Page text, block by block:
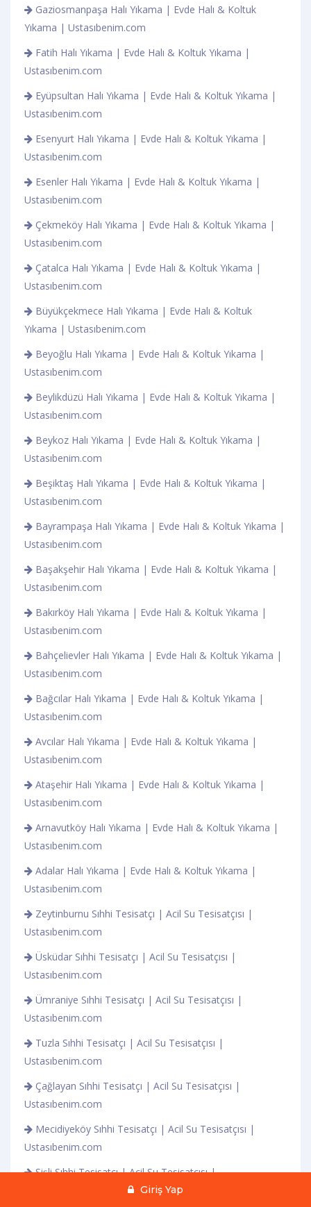
Giriş Yap
Gaziosmanpaşa Halı Yıkama | Evde Halı & Koltuk
Yıkama | Ustasıbenim.com
Fatih Halı Yıkama | Evde Halı & Koltuk Yıkama |
Ustasıbenim.com
Eyüpsultan Halı Yıkama | Evde Halı & Koltuk Yıkama |
Ustasıbenim.com
Esenyurt Halı Yıkama | Evde Halı & Koltuk Yıkama |
Ustasıbenim.com
Esenler Halı Yıkama | Evde Halı & Koltuk Yıkama |
Ustasıbenim.com
Çekmeköy Halı Yıkama | Evde Halı & Koltuk Yıkama |
Ustasıbenim.com
Çatalca Halı Yıkama | Evde Halı & Koltuk Yıkama |
Ustasıbenim.com
Büyükçekmece Halı Yıkama | Evde Halı & Koltuk
Yıkama | Ustasıbenim.com
Beyoğlu Halı Yıkama | Evde Halı & Koltuk Yıkama |
Ustasıbenim.com
Beylikdüzü Halı Yıkama | Evde Halı & Koltuk Yıkama |
Ustasıbenim.com
Beykoz Halı Yıkama | Evde Halı & Koltuk Yıkama |
Ustasıbenim.com
Beşiktaş Halı Yıkama | Evde Halı & Koltuk Yıkama |
Ustasıbenim.com
Bayrampaşa Halı Yıkama | Evde Halı & Koltuk Yıkama |
Ustasıbenim.com
Başakşehir Halı Yıkama | Evde Halı & Koltuk Yıkama |
Ustasıbenim.com
Bakırköy Halı Yıkama | Evde Halı & Koltuk Yıkama |
Ustasıbenim.com
Bahçelievler Halı Yıkama | Evde Halı & Koltuk Yıkama |
Ustasıbenim.com
Bağcılar Halı Yıkama | Evde Halı & Koltuk Yıkama |
Ustasıbenim.com
Avcılar Halı Yıkama | Evde Halı & Koltuk Yıkama |
Ustasıbenim.com
Ataşehir Halı Yıkama | Evde Halı & Koltuk Yıkama |
Ustasıbenim.com
Arnavutköy Halı Yıkama | Evde Halı & Koltuk Yıkama |
Ustasıbenim.com
Adalar Halı Yıkama | Evde Halı & Koltuk Yıkama |
Ustasıbenim.com
Zeytinburnu Sıhhi Tesisatçı | Acil Su Tesisatçısı |
Ustasıbenim.com
Üsküdar Sıhhi Tesisatçı | Acil Su Tesisatçısı |
Ustasıbenim.com
Ümraniye Sıhhi Tesisatçı | Acil Su Tesisatçısı |
Ustasıbenim.com
Tuzla Sıhhi Tesisatçı | Acil Su Tesisatçısı |
Ustasıbenim.com
Çağlayan Sıhhi Tesisatçı | Acil Su Tesisatçısı |
Ustasıbenim.com
Mecidiyeköy Sıhhi Tesisatçı | Acil Su Tesisatçısı |
Ustasıbenim.com
Şişli Sıhhi Tesisatçı | Acil Su Tesisatçısı |